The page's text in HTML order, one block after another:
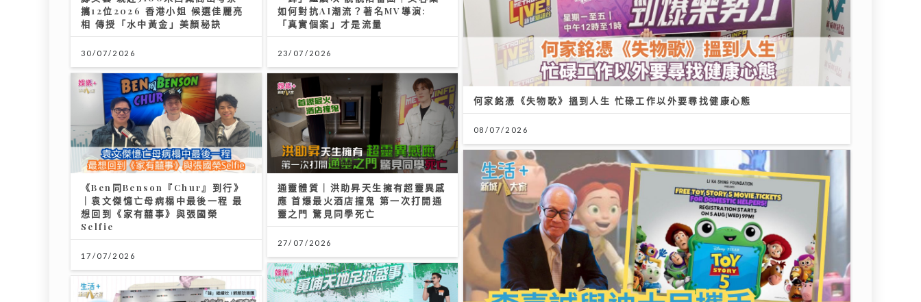
攜12位2026 香港小姐 候選佳麗亮
相 傳授「水中黃金」美顏秘訣
30/07/2026
如何對抗AI潮流？著名MV導演:
「真實個案」才是流量
23/07/2026
何家銘憑《失物歌》搵到人生 忙碌工作以外要尋找健康心態
08/07/2026
《Ben同Benson『Chur』到行》
｜袁文傑憶亡母病榻中最後一程 最
想回到《家有囍事》與張國榮
Selfie
17/07/2026
通靈體質｜洪助昇天生擁有超靈異感
應 首爆最火酒店撞鬼 第一次打開通
靈之門 驚見同學死亡
27/07/2026